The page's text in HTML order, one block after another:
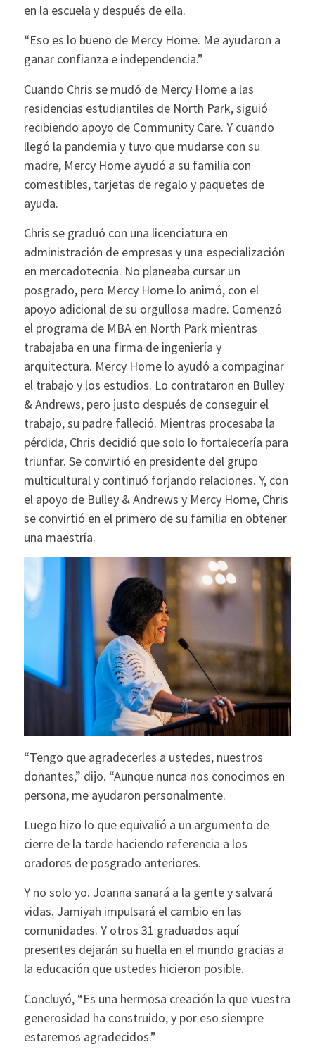
en la escuela y después de ella.
“Eso es lo bueno de Mercy Home. Me ayudaron a
ganar confianza e independencia.”
Cuando Chris se mudó de Mercy Home a las
residencias estudiantiles de North Park, siguió
recibiendo apoyo de Community Care. Y cuando
llegó la pandemia y tuvo que mudarse con su
madre, Mercy Home ayudó a su familia con
comestibles, tarjetas de regalo y paquetes de
ayuda.
Chris se graduó con una licenciatura en
administración de empresas y una especialización
en mercadotecnia. No planeaba cursar un
posgrado, pero Mercy Home lo animó, con el
apoyo adicional de su orgullosa madre. Comenzó
el programa de MBA en North Park mientras
trabajaba en una firma de ingeniería y
arquitectura. Mercy Home lo ayudó a compaginar
el trabajo y los estudios. Lo contrataron en Bulley
& Andrews, pero justo después de conseguir el
trabajo, su padre falleció. Mientras procesaba la
pérdida, Chris decidió que solo lo fortalecería para
triunfar. Se convirtió en presidente del grupo
multicultural y continuó forjando relaciones. Y, con
el apoyo de Bulley & Andrews y Mercy Home, Chris
se convirtió en el primero de su familia en obtener
una maestría.
“Tengo que agradecerles a ustedes, nuestros
donantes,” dijo. “Aunque nunca nos conocimos en
persona, me ayudaron personalmente.
Luego hizo lo que equivalió a un argumento de
cierre de la tarde haciendo referencia a los
oradores de posgrado anteriores.
Y no solo yo. Joanna sanará a la gente y salvará
vidas. Jamiyah impulsará el cambio en las
comunidades. Y otros 31 graduados aquí
presentes dejarán su huella en el mundo gracias a
la educación que ustedes hicieron posible.
Concluyó, “Es una hermosa creación la que vuestra
generosidad ha construido, y por eso siempre
estaremos agradecidos.”